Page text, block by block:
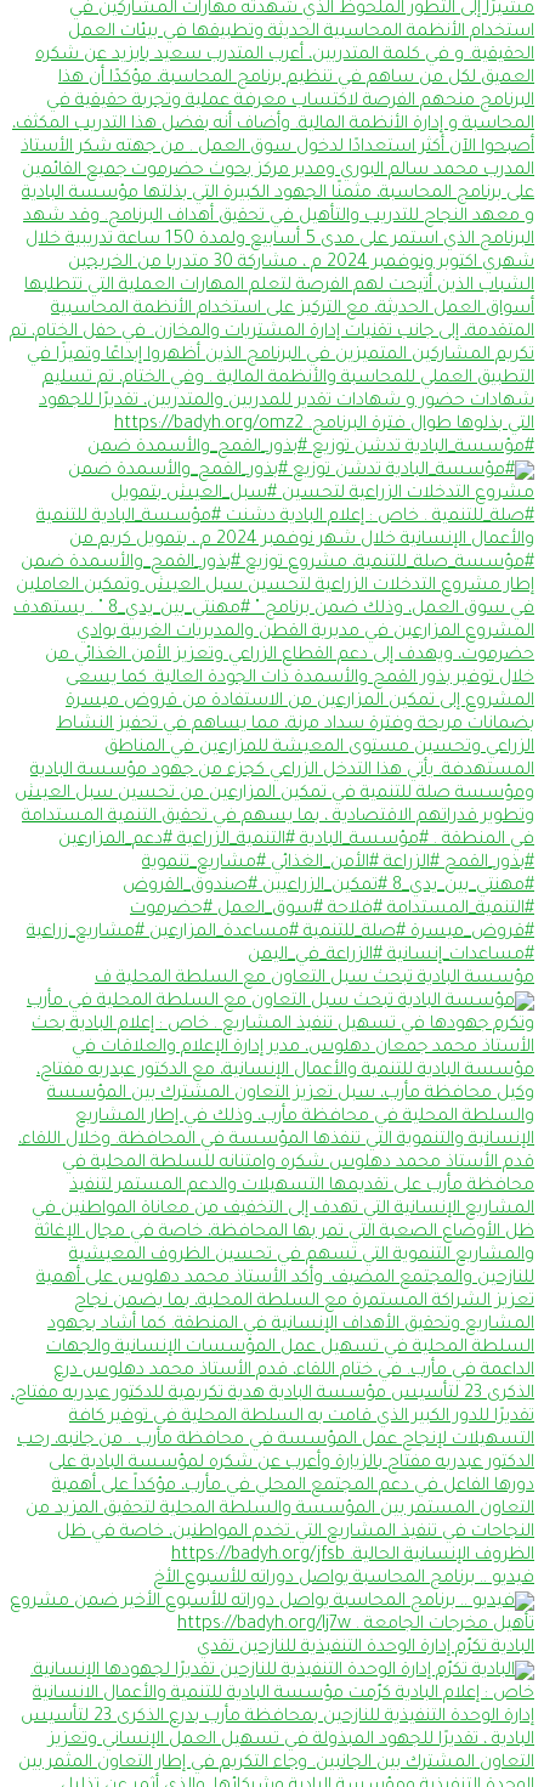
#مؤسسة_البادية تدشن توزيع #بذور_القمح_والأسمدة ضمن
مؤسسة البادية تبحث سبل التعاون مع السلطة المحلية ف
فيديو .. برنامج المحاسبة يواصل دوراته للأسبوع الأخ
البادية تكرّم إدارة الوحدة التنفيذية للنازحين تقدي